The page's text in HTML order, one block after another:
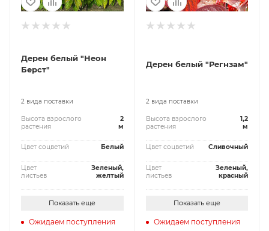
Дерен белый "Неон
Берст"
2 вида поставки
Высота взрослого
растения
2
м
Цвет соцветий Белый
Цвет
листьев
Зеленый,
желтый
Показать еще
Ожидаем поступления
Дерен белый "Регнзам"
2 вида поставки
Высота взрослого
растения
1,2
м
Цвет соцветий Сливочный
Цвет
листьев
Зеленый,
красный
Показать еще
Ожидаем поступления